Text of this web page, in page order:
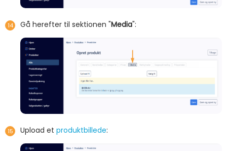
Gå herefter til sektionen "Media":
Upload et produktbillede: